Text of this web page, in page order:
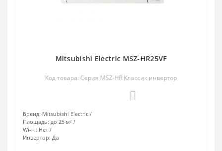
Mitsubishi Electric MSZ-HR25VF
Код товара: Серия MSZ-HR Классик инвертор
Бренд: Mitsubishi Electric
Площадь: до 25 м²
Wi-Fi: Нет
Инвертор: Да